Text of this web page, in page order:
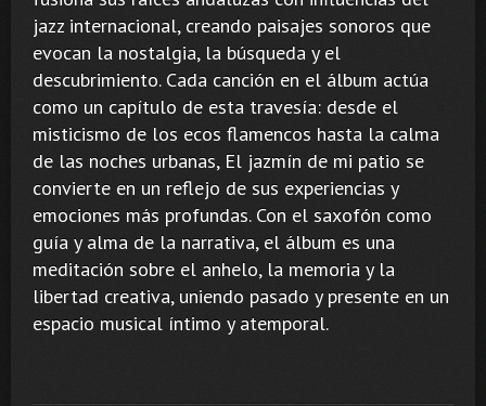
jazz internacional, creando paisajes sonoros que
evocan la nostalgia, la búsqueda y el
descubrimiento. Cada canción en el álbum actúa
como un capítulo de esta travesía: desde el
misticismo de los ecos flamencos hasta la calma
de las noches urbanas, El jazmín de mi patio se
convierte en un reflejo de sus experiencias y
emociones más profundas. Con el saxofón como
guía y alma de la narrativa, el álbum es una
meditación sobre el anhelo, la memoria y la
libertad creativa, uniendo pasado y presente en un
espacio musical íntimo y atemporal.